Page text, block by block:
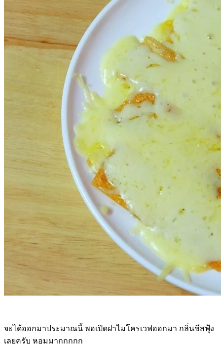
จะได้ออกมาประมาณนี้ พอเปิดฝาไมโครเวฟออกมา กลิ่นชีสฟุ้ง
เลยครับ หอมมากกกกก